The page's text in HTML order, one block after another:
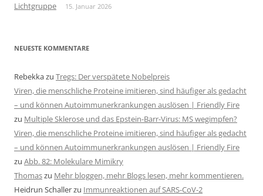
Lichtgruppe 15. Januar 2026
NEUESTE KOMMENTARE
Rebekkazu Tregs: Der verspätete Nobelpreis
Viren, die menschliche Proteine imitieren, sind häufiger als gedacht
– und können Autoimmunerkrankungen auslösen | Friendly Fire
zu Multiple Sklerose und das Epstein-Barr-Virus: MS wegimpfen?
Viren, die menschliche Proteine imitieren, sind häufiger als gedacht
– und können Autoimmunerkrankungen auslösen | Friendly Fire
zu Abb. 82: Molekulare Mimikry
Thomaszu Mehr bloggen, mehr Blogs lesen, mehr kommentieren.
Heidrun Schallerzu Immunreaktionen auf SARS-CoV-2